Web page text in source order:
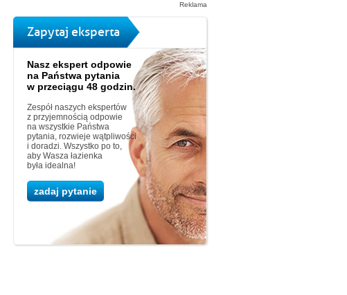
Reklama
Zapytaj eksperta
Nasz ekspert odpowie
na Państwa pytania
w przeciągu 48 godzin.
Zespół naszych ekspertów
z przyjemnością odpowie
na wszystkie Państwa
pytania, rozwieje wątpliwości
i doradzi. Wszystko po to,
aby Wasza łazienka
była idealna!
zadaj pytanie